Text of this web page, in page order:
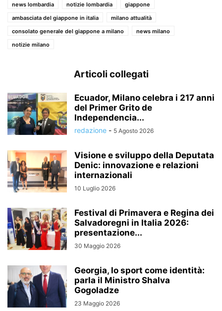
news lombardia
notizie lombardia
giappone
ambasciata del giappone in italia
milano attualità
consolato generale del giappone a milano
news milano
notizie milano
Articoli collegati
Ecuador, Milano celebra i 217 anni
del Primer Grito de
Independencia...
redazione - 5 Agosto 2026
Visione e sviluppo della Deputata
Denic: innovazione e relazioni
internazionali
10 Luglio 2026
Festival di Primavera e Regina dei
Salvadoregni in Italia 2026:
presentazione...
30 Maggio 2026
Georgia, lo sport come identità:
parla il Ministro Shalva
Gogoladze
23 Maggio 2026